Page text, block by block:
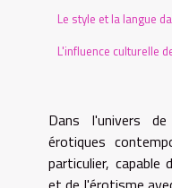
Le style et la langue
L'influence culturelle
Dans l'univers
érotiques
particulier, capable